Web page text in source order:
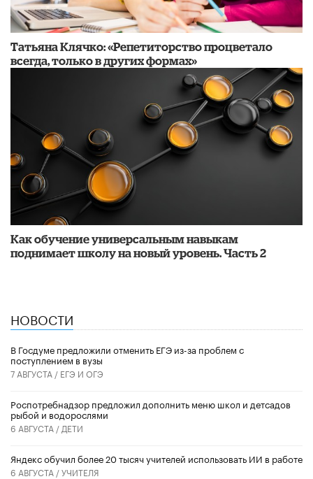
​Татьяна Клячко: «Репетиторство процветало
всегда, только в других формах»
​Как обучение универсальным навыкам
поднимает школу на новый уровень. Часть 2
НОВОСТИ
В Госдуме предложили отменить ЕГЭ из-за проблем с
поступлением в вузы
7 АВГУСТА / ЕГЭ И ОГЭ
Роспотребнадзор предложил дополнить меню школ и детсадов
рыбой и водорослями
6 АВГУСТА / ДЕТИ
​Яндекс обучил более 20 тысяч учителей использовать ИИ в работе
6 АВГУСТА /УЧИТЕЛЯ